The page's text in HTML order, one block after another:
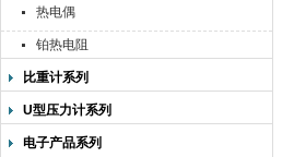
热电偶
铂热电阻
比重计系列
U型压力计系列
电子产品系列